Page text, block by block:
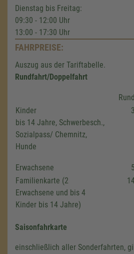
Dienstag bis Freitag:
09:30 - 12:00 Uhr
13:00 - 17:30 Uhr
FAHRPREISE:
Auszug aus der Tariftabelle.
Rundfahrt/Doppelfahrt
Kinder
bis 14 Jahre, Schwerbesch.,
Sozialpass/ Chemnitz,
Hunde
Erwachsene
Familienkarte (2
Erwachsene und bis 4
Kinder bis 14 Jahre)
Saisonfahrkarte
einschließlich aller Sonderfahrten,